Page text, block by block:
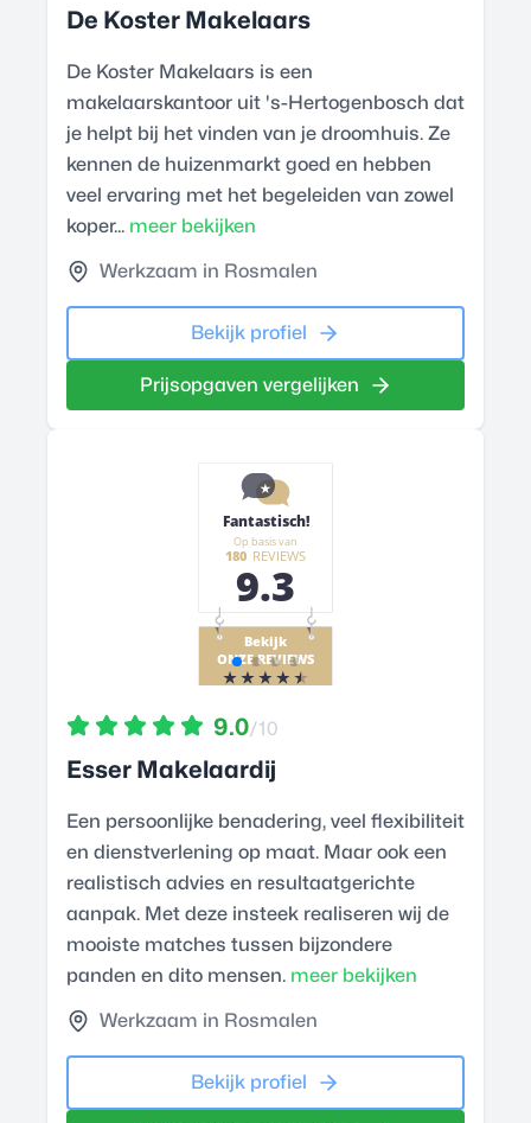
De Koster Makelaars
De Koster Makelaars is een
makelaarskantoor uit 's-Hertogenbosch dat
je helpt bij het vinden van je droomhuis. Ze
kennen de huizenmarkt goed en hebben
veel ervaring met het begeleiden van zowel
koper... meer bekijken
Werkzaam in Rosmalen
Bekijk profiel
Prijsopgaven vergelijken
9.0/10
Esser Makelaardij
Een persoonlijke benadering, veel flexibiliteit
en dienstverlening op maat. Maar ook een
realistisch advies en resultaatgerichte
aanpak. Met deze insteek realiseren wij de
mooiste matches tussen bijzondere
panden en dito mensen. meer bekijken
Werkzaam in Rosmalen
Bekijk profiel